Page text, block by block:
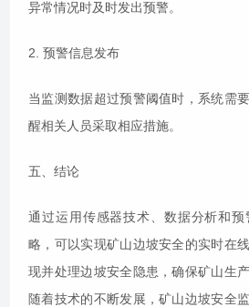
异常情况时及时发出预警。
2. 预警信息发布
当监测数据超过预警阈值时，系统需
醒相关人员采取相应措施。
五、结论
通过运用传感器技术、数据分析和
略，可以实现矿山边坡安全的实时在
现并处理边坡安全隐患，确保矿山生
随着技术的不断发展，矿山边坡安全